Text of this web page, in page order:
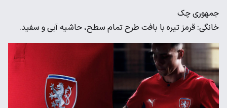
جمهوری چک
خانگی: قرمز تیره با بافت طرح تمام سطح، حاشیه آبی و سفید.